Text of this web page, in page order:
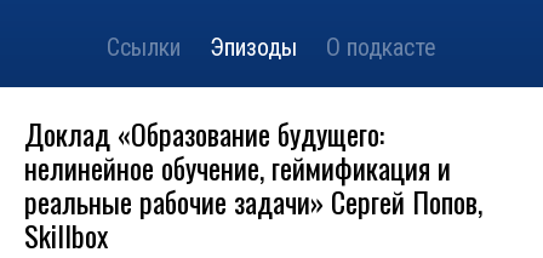
Ссылки Эпизоды О подкасте
Доклад «Образование будущего:
нелинейное обучение, геймификация и
реальные рабочие задачи» Сергей Попов,
Skillbox